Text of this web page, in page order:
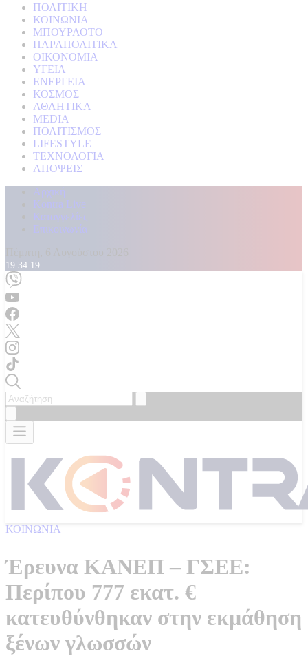
ΠΟΛΙΤΙΚΗ
ΚΟΙΝΩΝΙΑ
ΜΠΟΥΡΛΟΤΟ
ΠΑΡΑΠΟΛΙΤΙΚΑ
ΟΙΚΟΝΟΜΙΑ
ΥΓΕΙΑ
ΕΝΕΡΓΕΙΑ
ΚΟΣΜΟΣ
ΑΘΛΗΤΙΚΑ
MEDIA
ΠΟΛΙΤΙΣΜΟΣ
LIFESTYLE
ΤΕΧΝΟΛΟΓΙΑ
ΑΠΟΨΕΙΣ
Αρχική
Kontra Live
Καταγγελίες
Επικοινωνία
19:34:20
ΚΟΙΝΩΝΙΑ
Έρευνα ΚΑΝΕΠ – ΓΣΕΕ:
Περίπου 777 εκατ. €
κατευθύνθηκαν στην εκμάθηση
ξένων γλωσσών